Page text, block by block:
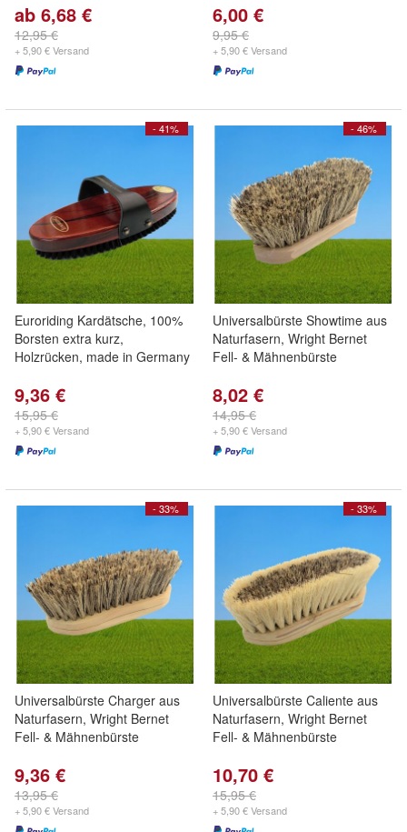
ab 6,68 €
12,95 €
+ 5,90 € Versand
6,00 €
9,95 €
+ 5,90 € Versand
- 41%
Euroriding Kardätsche, 100%
Borsten extra kurz,
Holzrücken, made in Germany
9,36 €
15,95 €
+ 5,90 € Versand
- 46%
Universalbürste Showtime aus
Naturfasern, Wright Bernet
Fell- & Mähnenbürste
8,02 €
14,95 €
+ 5,90 € Versand
- 33%
Universalbürste Charger aus
Naturfasern, Wright Bernet
Fell- & Mähnenbürste
9,36 €
13,95 €
+ 5,90 € Versand
- 33%
Universalbürste Caliente aus
Naturfasern, Wright Bernet
Fell- & Mähnenbürste
10,70 €
15,95 €
+ 5,90 € Versand